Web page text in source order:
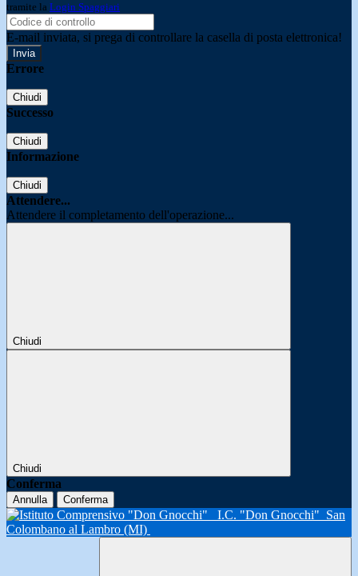
tramite la Login Spaggiari
E-mail inviata, si prega di controllare la casella di posta elettronica!
Errore
Chiudi
Successo
Chiudi
Informazione
Chiudi
Attendere...
Attendere il completamento dell'operazione...
Chiudi
Chiudi
Conferma
Annulla Conferma
I.C. "Don Gnocchi" San
Colombano al Lambro (MI)